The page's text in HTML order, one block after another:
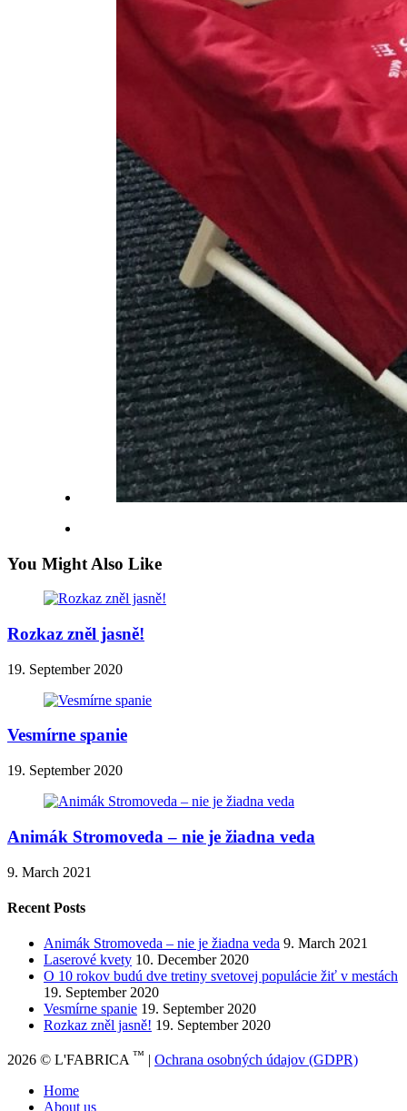
You Might Also Like
Rozkaz zněl jasně!
19. September 2020
Vesmírne spanie
19. September 2020
Animák Stromoveda – nie je žiadna veda
9. March 2021
Recent Posts
Animák Stromoveda – nie je žiadna veda 9. March 2021
Laserové kvety 10. December 2020
O 10 rokov budú dve tretiny svetovej populácie žiť v mestách
19. September 2020
Vesmírne spanie 19. September 2020
Rozkaz zněl jasně! 19. September 2020
2026 © L'FABRICA ™ | Ochrana osobných údajov (GDPR)
Home
About us